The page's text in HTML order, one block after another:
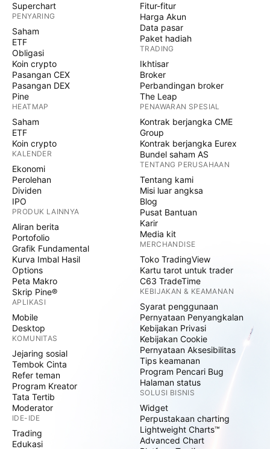
Superchart
PENYARING
Saham
ETF
Obligasi
Koin crypto
Pasangan CEX
Pasangan DEX
Pine
HEATMAP
Saham
ETF
Koin crypto
KALENDER
Ekonomi
Perolehan
Dividen
IPO
PRODUK LAINNYA
Aliran berita
Portofolio
Grafik Fundamental
Kurva Imbal Hasil
Options
Peta Makro
Skrip Pine®
APLIKASI
Mobile
Desktop
KOMUNITAS
Jejaring sosial
Tembok Cinta
Refer teman
Program Kreator
Tata Tertib
Moderator
IDE-IDE
Trading
Edukasi
Fitur-fitur
Harga Akun
Data pasar
Paket hadiah
TRADING
Ikhtisar
Broker
Perbandingan broker
The Leap
PENAWARAN SPESIAL
Kontrak berjangka CME
Group
Kontrak berjangka Eurex
Bundel saham AS
TENTANG PERUSAHAAN
Tentang kami
Misi luar angksa
Blog
Pusat Bantuan
Karir
Media kit
MERCHANDISE
Toko TradingView
Kartu tarot untuk trader
C63 TradeTime
KEBIJAKAN & KEAMANAN
Syarat penggunaan
Pernyataan Penyangkalan
Kebijakan Privasi
Kebijakan Cookie
Pernyataan Aksesibilitas
Tips keamanan
Program Pencari Bug
Halaman status
SOLUSI BISNIS
Widget
Perpustakaan charting
Lightweight Charts™
Advanced Chart